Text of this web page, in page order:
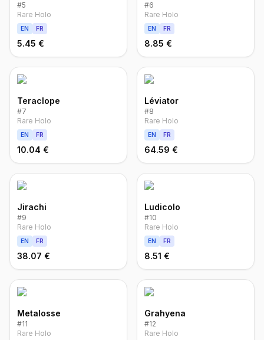
#5
Rare Holo
EN FR
5.45 €
#6
Rare Holo
EN FR
8.85 €
Teraclope
#7
Rare Holo
EN FR
10.04 €
Léviator
#8
Rare Holo
EN FR
64.59 €
Jirachi
#9
Rare Holo
EN FR
38.07 €
Ludicolo
#10
Rare Holo
EN FR
8.51 €
Metalosse
#11
Rare Holo
Grahyena
#12
Rare Holo